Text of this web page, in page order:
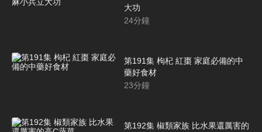
大功
24分鐘
第191集 枸杞 紅棗 家庭必備的中
藥好食材
23分鐘
第192集 椒類家族 比水果還厲害的